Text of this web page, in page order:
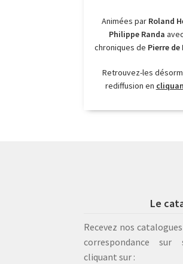
Animées par Roland
Philippe Randa
chroniques de Pierre
Retrouvez-les
rediffusion en
Le
Recevez nos
correspondance
cliquant sur :